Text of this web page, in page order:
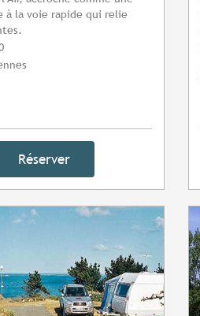
à la voie rapide qui relie
Réserver